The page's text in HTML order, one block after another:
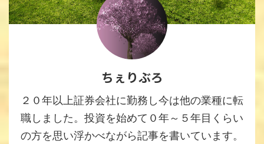
ちぇりぶろ
２０年以上証券会社に勤務し今は他の業種に転
職しました。投資を始めて０年～５年目くらい
の方を思い浮かべながら記事を書いています。